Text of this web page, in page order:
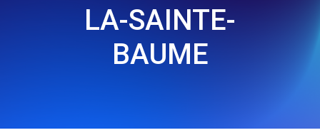
LA-SAINTE-
BAUME